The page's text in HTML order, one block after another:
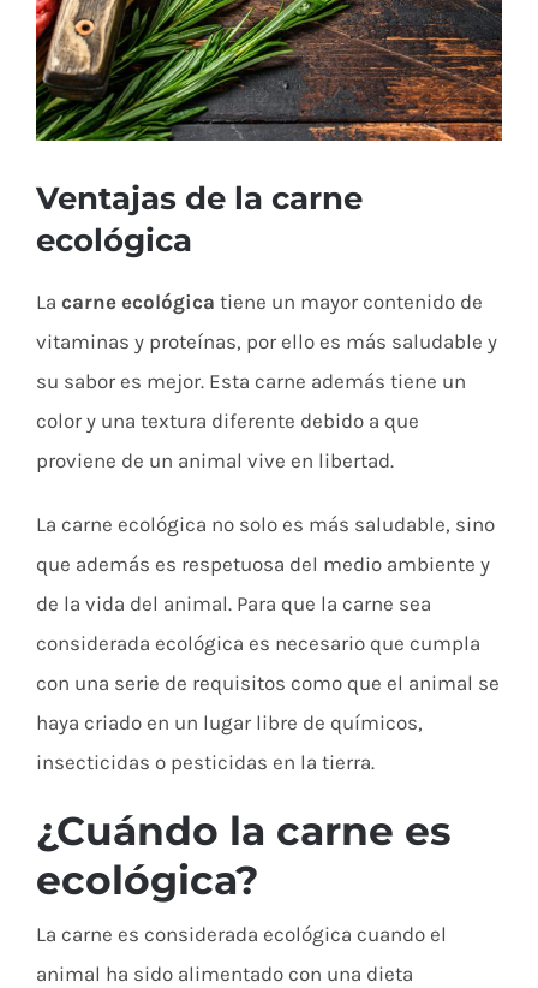
Ventajas de la carne
ecológica
La carne ecológica tiene un mayor contenido de
vitaminas y proteínas, por ello es más saludable y
su sabor es mejor. Esta carne además tiene un
color y una textura diferente debido a que
proviene de un animal vive en libertad.
La carne ecológica no solo es más saludable, sino
que además es respetuosa del medio ambiente y
de la vida del animal. Para que la carne sea
considerada ecológica es necesario que cumpla
con una serie de requisitos como que el animal se
haya criado en un lugar libre de químicos,
insecticidas o pesticidas en la tierra.
¿Cuándo la carne es
ecológica?
La carne es considerada ecológica cuando el
animal ha sido alimentado con una dieta